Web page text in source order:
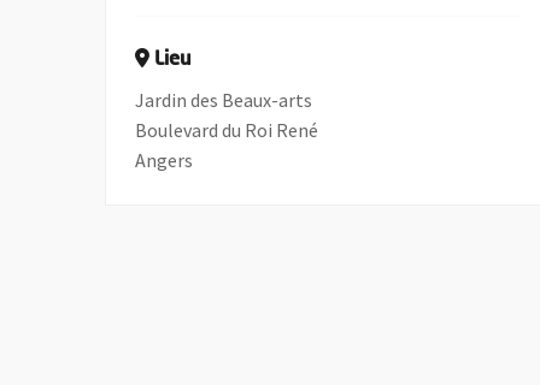
Lieu
Jardin des Beaux-arts
Boulevard du Roi René
Angers